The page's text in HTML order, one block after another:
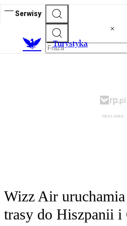
Serwisy
Turystyka
Wizz Air
trasy do Hiszpanii i